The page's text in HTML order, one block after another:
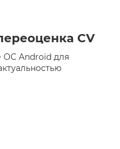
CV
ОС Android для